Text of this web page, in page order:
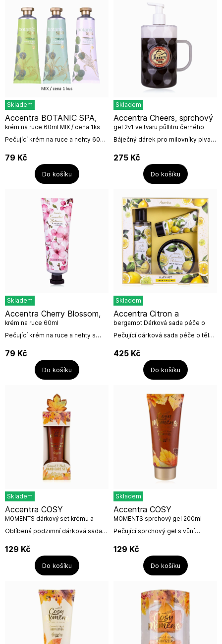
Skladem
Pečující krém na ruce a nehty 60ml
/ Cena 1ksVůně: Eucalyptus &
LemongrassNázev...
Accentra BOTANIC SPA,
krém na ruce 60ml MIX / cena 1ks
79 Kč
Do košíku
Skladem
Báječný dárek pro milovníky piva.
půllitru piva s pěnovou pumpičkou
pro snadné použití má objem
dokonce...
Accentra Cheers, sprchový
gel 2v1 ve tvaru půllitru černého
piva, 720ml
275 Kč
Do košíku
Skladem
Pečující krém na ruce a nehty s
třešňové květy.Objem: 60
mlNeužívat...
Accentra Cherry Blossom,
krém na ruce 60ml
79 Kč
Do košíku
Skladem
Pečující dárková sada péče o tělo
obsahuje:Sprchový gel 240
mlTělový krém 200 mlKrém na ruce
Accentra Citron a
bergamot Dárková sada péče o
tělo, 3dílná
425 Kč
Do košíku
Skladem
Oblíbená podzimní dárková sada
karamelu a javoru.Objem: krém:
30mlNázev výrobce: Accentra
Accentra COSY
MOMENTS dárkový set krému a
pilníčku
129 Kč
Do košíku
Skladem
Pečující sprchový gel s vůní
200mlNázev výrobce: Accentra
GmbH & Co. KGAdresa výrobce:...
Accentra COSY
MOMENTS sprchový gel 200ml
129 Kč
Do košíku